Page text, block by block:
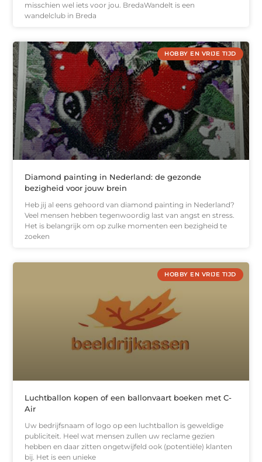
misschien wel iets voor jou. BredaWandelt is een
wandelclub in Breda
HOBBY EN VRIJE TIJD
Diamond painting in Nederland: de gezonde
bezigheid voor jouw brein
Heb jij al eens gehoord van diamond painting in Nederland?
Veel mensen hebben tegenwoordig last van angst en stress.
Het is belangrijk om op zulke momenten een bezigheid te
zoeken
HOBBY EN VRIJE TIJD
Luchtballon kopen of een ballonvaart boeken met C-
Air
Uw bedrijfsnaam of logo op een luchtballon is geweldige
publiciteit. Heel wat mensen zullen uw reclame gezien
hebben en daar zitten ongetwijfeld ook (potentiële) klanten
bij. Het is een unieke